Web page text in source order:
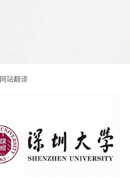
网站翻译